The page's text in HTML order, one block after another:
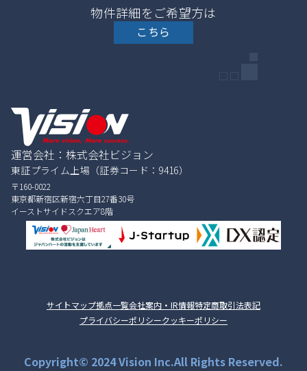
物件詳細をご希望方は
こちら
運営会社：株式会社ビジョン
東証プライム上場（証券コード：9416）
〒160-0022
東京都新宿区新宿六丁目27番30号
イーストサイドスクエア8階
サイトマップ拠点一覧会社案内・IR情報特定商取引法表記
プライバシーポリシークッキーポリシー
Copyright© 2024 Vision Inc.All Rights Reserved.